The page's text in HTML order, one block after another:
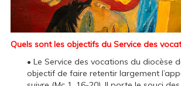
Quels sont les objectifs du Service des
• Le Service des vocations du diocèse
objectif de faire retentir largement